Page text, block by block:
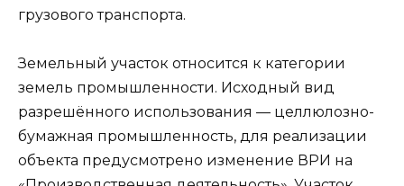
грузового транспорта.
Земельный участок относится к категории
земель промышленности. Исходный вид
разрешённого использования — целлюлозно-
бумажная промышленность, для реализации
объекта предусмотрено изменение ВРИ на